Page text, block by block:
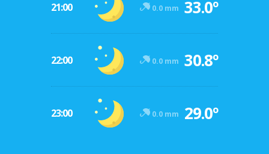
21:00 0.0 mm 33.0º
22:00 0.0 mm 30.8º
23:00 0.0 mm 29.0º